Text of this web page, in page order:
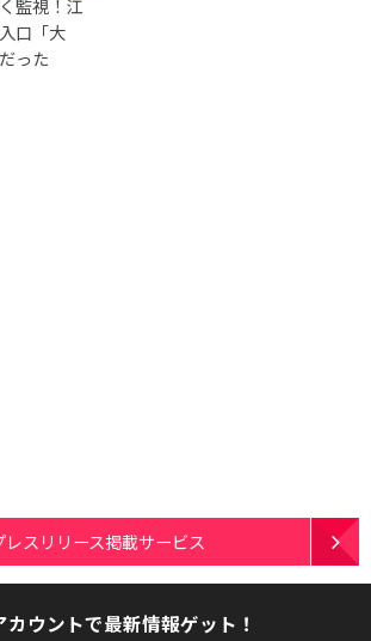
監視！江
口「大
った
レスリリース掲載サービス
カウントで最新情報ゲット！